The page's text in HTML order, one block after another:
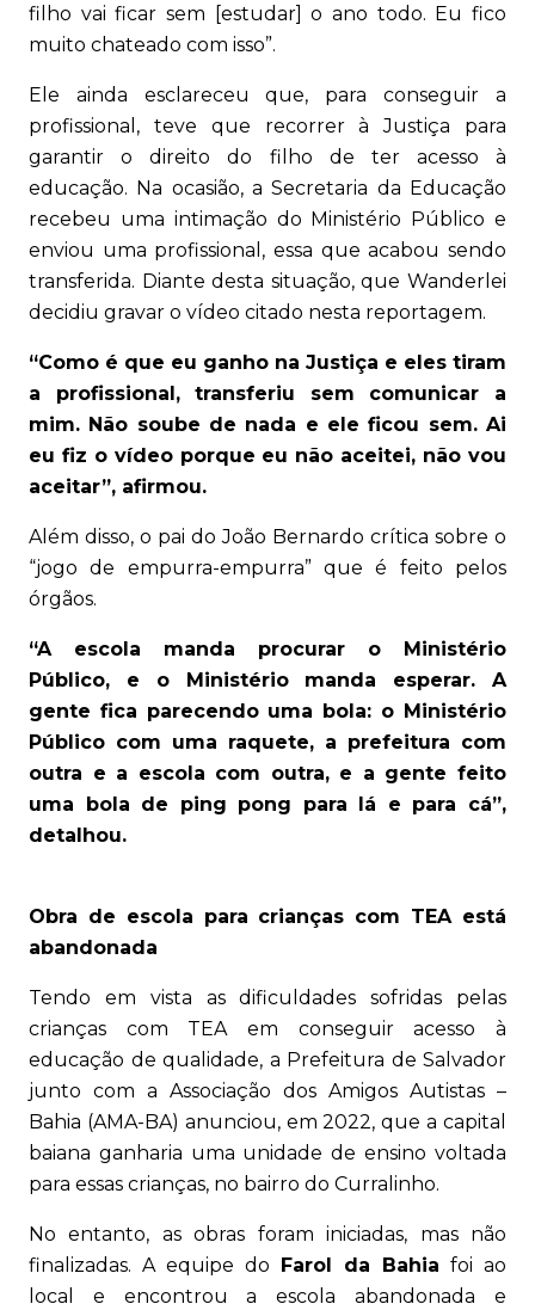
filho vai ficar sem [estudar] o ano todo. Eu fico
muito chateado com isso”.
Ele ainda esclareceu que, para conseguir a
profissional, teve que recorrer à Justiça para
garantir o direito do filho de ter acesso à
educação. Na ocasião, a Secretaria da Educação
recebeu uma intimação do Ministério Público e
enviou uma profissional, essa que acabou sendo
transferida. Diante desta situação, que Wanderlei
decidiu gravar o vídeo citado nesta reportagem.
“Como é que eu ganho na Justiça e eles tiram
a profissional, transferiu sem comunicar a
mim. Não soube de nada e ele ficou sem. Ai
eu fiz o vídeo porque eu não aceitei, não vou
aceitar”, afirmou.
Além disso, o pai do João Bernardo crítica sobre o
“jogo de empurra-empurra” que é feito pelos
órgãos.
“A escola manda procurar o Ministério
Público, e o Ministério manda esperar. A
gente fica parecendo uma bola: o Ministério
Público com uma raquete, a prefeitura com
outra e a escola com outra, e a gente feito
uma bola de ping pong para lá e para cá”,
detalhou.
Obra de escola para crianças com TEA está
abandonada
Tendo em vista as dificuldades sofridas pelas
crianças com TEA em conseguir acesso à
educação de qualidade, a Prefeitura de Salvador
junto com a Associação dos Amigos Autistas –
Bahia (AMA-BA) anunciou, em 2022, que a capital
baiana ganharia uma unidade de ensino voltada
para essas crianças, no bairro do Curralinho.
No entanto, as obras foram iniciadas, mas não
finalizadas. A equipe do
Farol da Bahia foi ao
local e encontrou a escola abandonada e